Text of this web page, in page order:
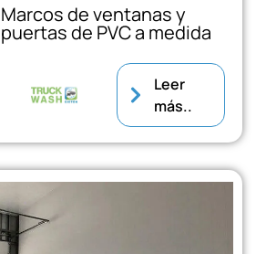
Marcos de ventanas y
puertas de PVC a medida
Leer
más..